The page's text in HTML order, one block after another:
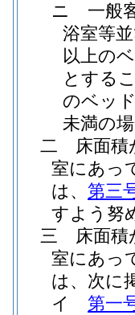
ニ
一般
浴室等
以上の
とする
のベッ
未満の
二
床面
室にあっ
は、 第三
すよう努
三
床面
室にあっ
は、次に
イ
第一